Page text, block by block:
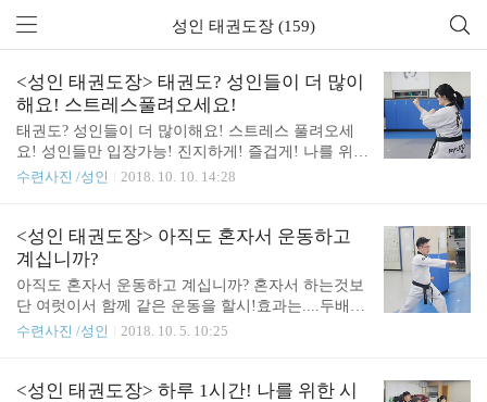
성인 태권도장 (159)
<성인 태권도장> 태권도? 성인들이 더 많이
해요! 스트레스풀려오세요!
태권도? 성인들이 더 많이해요! 스트레스 풀려오세
요! 성인들만 입장가능! 진지하게! 즐겁게! 나를 위한
시간!성인태권도장으로 초대합니다!
수련사진 /성인 2018. 10. 10. 14:28
<성인 태권도장> 아직도 혼자서 운동하고
계십니까?
아직도 혼자서 운동하고 계십니까? 혼자서 하는것보
단 여럿이서 함께 같은 운동을 할시!효과는....두배..
세배....말로 표현이 안될정도로 좋아요!힘들때 옆에
다!
수련사진 /성인 2018. 10. 5. 10:25
<성인 태권도장> 하루 1시간! 나를 위한 시